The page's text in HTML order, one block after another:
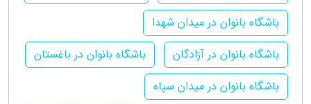
باشگاه بانوان در میدان شهدا
باشگاه بانوان در آزادگان
باشگاه بانوان در باغستان
باشگاه بانوان در میدان سپاه